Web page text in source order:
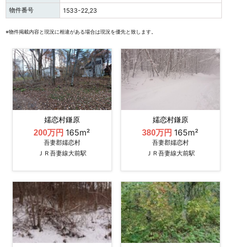
物件番号
1533-22,23
※物件掲載内容と現況に相違がある場合は現況を優先と致します。
嬬恋村鎌原
200万円 165m²
吾妻郡嬬恋村
ＪＲ吾妻線大前駅
嬬恋村鎌原
380万円 165m²
吾妻郡嬬恋村
ＪＲ吾妻線大前駅